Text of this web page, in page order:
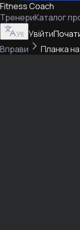
Fitness Coach
ТренериКаталог
УК Увійти
Вправи
Планка на